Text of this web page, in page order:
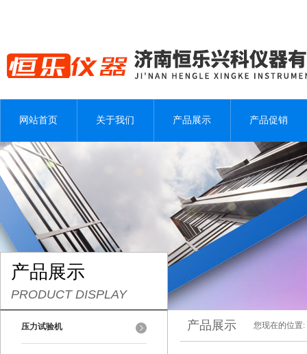
网站首页 关于我们 产品展示 产品促销
产品展示
PRODUCT DISPLAY
压力试验机 产品展示 您现在的位置: